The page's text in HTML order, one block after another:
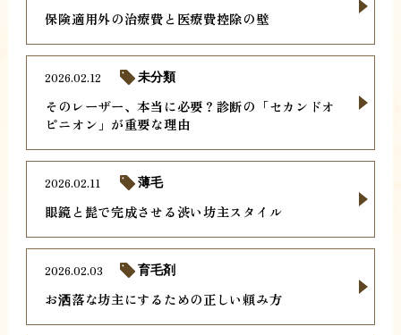
保険適用外の治療費と医療費控除の壁
そのレーザー、本当に必要？診断の「セカンドオ
ピニオン」が重要な理由
2026.02.12 未分類
眼鏡と髭で完成させる渋い坊主スタイル
2026.02.11 薄毛
お洒落な坊主にするための正しい頼み方
2026.02.03 育毛剤